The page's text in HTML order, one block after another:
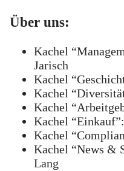
Über uns:
Kachel
Jarisch
Kachel
Kachel
Kachel
Kachel
Kachel
Kachel “News &
Lang